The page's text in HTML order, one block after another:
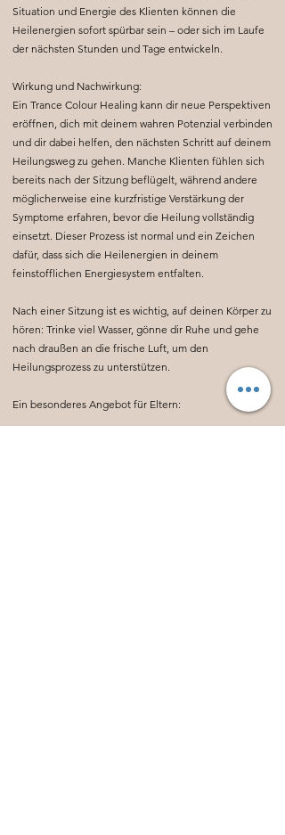
Situation und Energie des Klienten können die
Heilenergien sofort spürbar sein – oder sich im Laufe
der nächsten Stunden und Tage entwickeln.
Wirkung und Nachwirkung:
Ein Trance Colour Healing kann dir neue Perspektiven
eröffnen, dich mit deinem wahren Potenzial verbinden
und dir dabei helfen, den nächsten Schritt auf deinem
Heilungsweg zu gehen. Manche Klienten fühlen sich
bereits nach der Sitzung beflügelt, während andere
möglicherweise eine kurzfristige Verstärkung der
Symptome erfahren, bevor die Heilung vollständig
einsetzt. Dieser Prozess ist normal und ein Zeichen
dafür, dass sich die Heilenergien in deinem
feinstofflichen Energiesystem entfalten.
Nach einer Sitzung ist es wichtig, auf deinen Körper zu
hören: Trinke viel Wasser, gönne dir Ruhe und gehe
nach draußen an die frische Luft, um den
Heilungsprozess zu unterstützen.
Ein besonderes Angebot für Eltern: